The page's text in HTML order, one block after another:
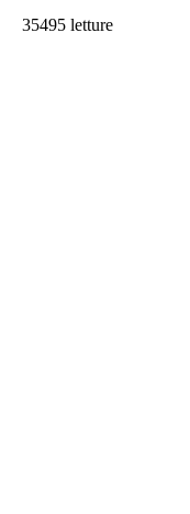
35495 letture